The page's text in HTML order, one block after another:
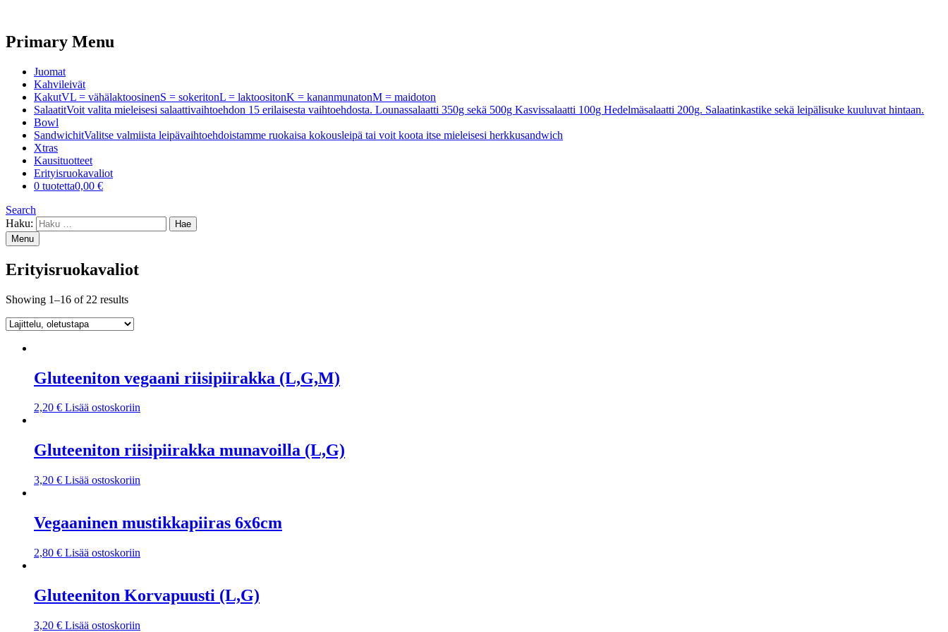
Primary Menu
Juomat
Kahvileivät
KakutVL = vähälaktoosinenS = sokeritonL = laktoositonK = kananmunatonM = maidoton
SalaatitVoit valita mieleisesi salaattivaihtoehdon 15 erilaisesta vaihtoehdosta. Lounassalaatti 350g sekä 500g Kasvissalaatti 100g Hedelmäsalaatti 200g. Salaatinkastike sekä leipälisuke kuuluvat hintaan.
Bowl
SandwichitValitse valmiista leipävaihtoehdoistamme ruokaisa kokousleipä tai voit koota itse mieleisesi herkkusandwich
Xtras
Kausituotteet
Erityisruokavaliot
0 tuotetta0,00 €
Search
Haku:
Menu
Erityisruokavaliot
Showing 1–16 of 22 results
Gluteeniton vegaani riisipiirakka (L,G,M)
2,20 € Lisää ostoskoriin
Gluteeniton riisipiirakka munavoilla (L,G)
3,20 € Lisää ostoskoriin
Vegaaninen mustikkapiiras 6x6cm
2,80 € Lisää ostoskoriin
Gluteeniton Korvapuusti (L,G)
3,20 € Lisää ostoskoriin